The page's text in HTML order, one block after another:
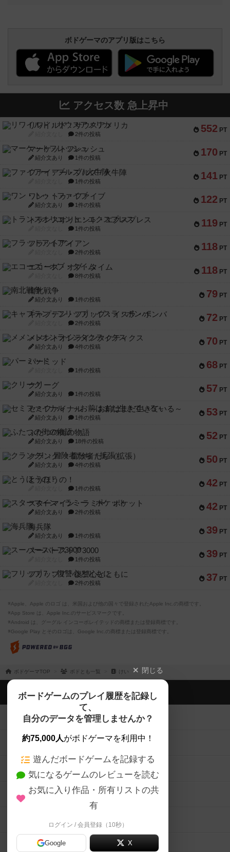
ボドゲーマのアプリ版はこちら
アクセス数 急上昇中
552 PT
リワイルド：サウスアメリカ
2件の投稿
170 PT
マーケットフレッシュ
紹介文あり 1件の投稿
141 PT
ファイアー・ブルズ / 火牛陣
1件の投稿
122 PT
ワン・トゥ・ファイブ
紹介文あり 1件の投稿
119 PT
トランスオリエント・エクスプレス
1件の投稿
118 PT
フラットアイアン
2件の投稿
118 PT
エコーズ・オブ・タイム
8件の投稿
79 PT
南北戦争
紹介文あり 1件の投稿
72 PT
キャプテン・フリップ：イスラ・ボンバ
2件の投稿
70 PT
メメントオンラインタクティクス
紹介文あり 4件の投稿
68 PT
パーミッド
1件の投稿
57 PT
クリーグ
紹介文あり 1件の投稿
53 PT
セミファイナル ～お前はまだ生きている～
紹介文あり 1件の投稿
52 PT
ふたつの街の物語
紹介文あり 18件の投稿
50 PT
クランク! ：冒険者たち（拡張）
紹介文あり 4件の投稿
42 PT
とうほうの！
1件の投稿
42 PT
スターマイン・ラミー ポケット
紹介文あり 2件の投稿
39 PT
海兵隊
紹介文あり 1件の投稿
39 PT
スーパーストア3000
1件の投稿
37 PT
フリップ７：復讐心とともに
2件の投稿
※Apple、Apple のロゴ は、米国および他の国々で登録されたApple Inc.の商標です。
※App Store は、Apple Inc.のサービスマークです。
※Android は、グーグル インコーポレイテッドの商標または登録商標です。
※Google Play とそのロゴは、Google Inc.の商標または登録商標です。
ボドゲーマTOP ボドとも一覧 けい 閉じる
ボードゲームのプレイ履歴を記録し
て、
自分のデータを管理しませんか？
約75,000人がボドゲーマを利用中！
遊んだボードゲームを記録する
気になるゲームのレビューを読む
お気に入り作品・所有リストの共
有
ログイン / 会員登録（10秒）
Google X
ボドゲーマTOP
ボードゲームを検索する
ボードゲームの新着レビュー
ボードゲーム会情報
メカニクス特集
掲示板・トピックス
ボドとも・会員一覧